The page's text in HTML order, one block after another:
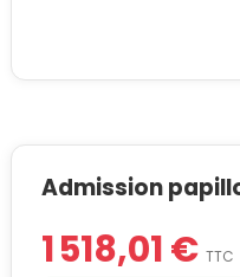
Admission
1 518,01 € TTC